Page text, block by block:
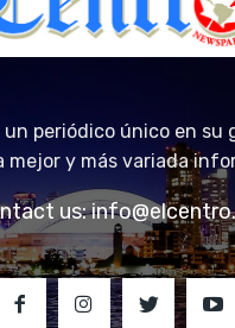
un periódico único en
mejor y más variada
us: